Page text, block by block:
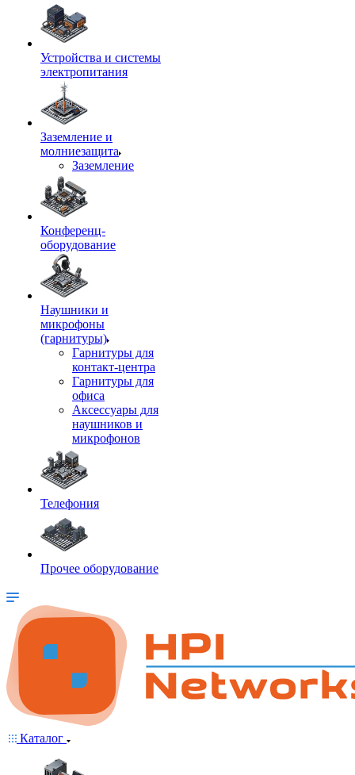
Устройства и системы
электропитания
Заземление и
молниезащита
Заземление
Конференц-
оборудование
Наушники и
микрофоны
(гарнитуры)
Гарнитуры для
контакт-центра
Гарнитуры для
офиса
Аксессуары для
наушников и
микрофонов
Телефония
Прочее оборудование
Каталог